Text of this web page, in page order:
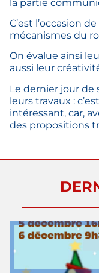
la partie
C’est l’occasion
mécanismes du
On évalue ainsi
aussi leur
Le dernier jour de
leurs travaux :
intéressant, car,
des propositions